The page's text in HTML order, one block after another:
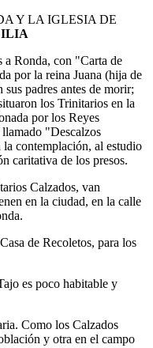
Y LA IGLESIA DE
a Ronda, con "Carta de
por la reina Juana (hija de
padres antes de morir;
los Trinitarios en la
por los Reyes
"Descalzos
contemplación, al estudio
caritativa de los presos.
Calzados, van
en la ciudad, en la calle
de Recoletos, para los
es poco habitable y
Como los Calzados
y otra en el campo